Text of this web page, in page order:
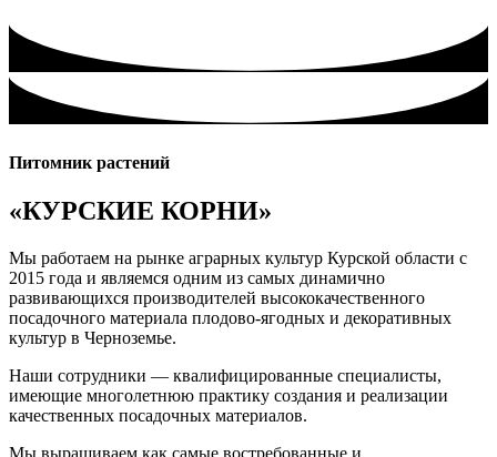
Питомник растений
«КУРСКИЕ КОРНИ»
Мы работаем на рынке аграрных культур Курской области с
2015 года и являемся одним из самых динамично
развивающихся производителей высококачественного
посадочного материала плодово-ягодных и декоративных
культур в Черноземье.
Наши сотрудники — квалифицированные специалисты,
имеющие многолетнюю практику создания и реализации
качественных посадочных материалов.
Мы выращиваем как самые востребованные и